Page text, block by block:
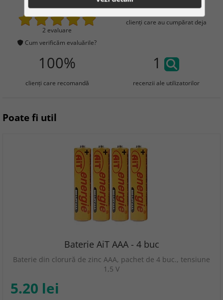
2 evaluare
Cum verificăm evaluările?
clienţi care au cumpărat deja
100%
clienţi care recomandă
1
recenzii ale utilizatorilor
Poate fi util
Baterie AiT AAA - 4 buc
Baterie din clorură de zinc AAA, pachet de 4 buc., tensiune
1,5 V
5.20 lei